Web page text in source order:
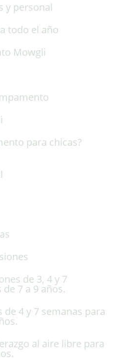
y personal
todo el año
Mowgli
para chicas?
de 3, 4 y 7
7 a 9 años.
de 4 y 7 semanas para
al aire libre para